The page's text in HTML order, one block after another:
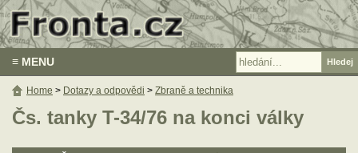
≡ MENU
Čs. tanky T-34/76 na konci války
Home > Dotazy a odpovědi > Zbraně a technika